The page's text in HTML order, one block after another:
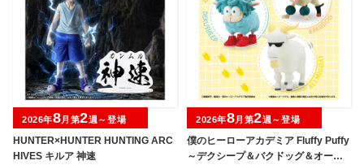
HUNTER×HUNTER HUNTING ARC
HIVES キルア 神速
2026年8月第2週～登場
僕のヒーローアカデミア Fluffy Puffy
～デクシープ＆バクドッグ＆オール
2026年8月第2週～登場